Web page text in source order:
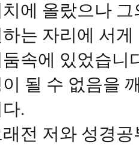
치에 올랐으나
하는 자리에 서
둠속에 있었습니
이 될 수 없음을
.
래전 저와 성경